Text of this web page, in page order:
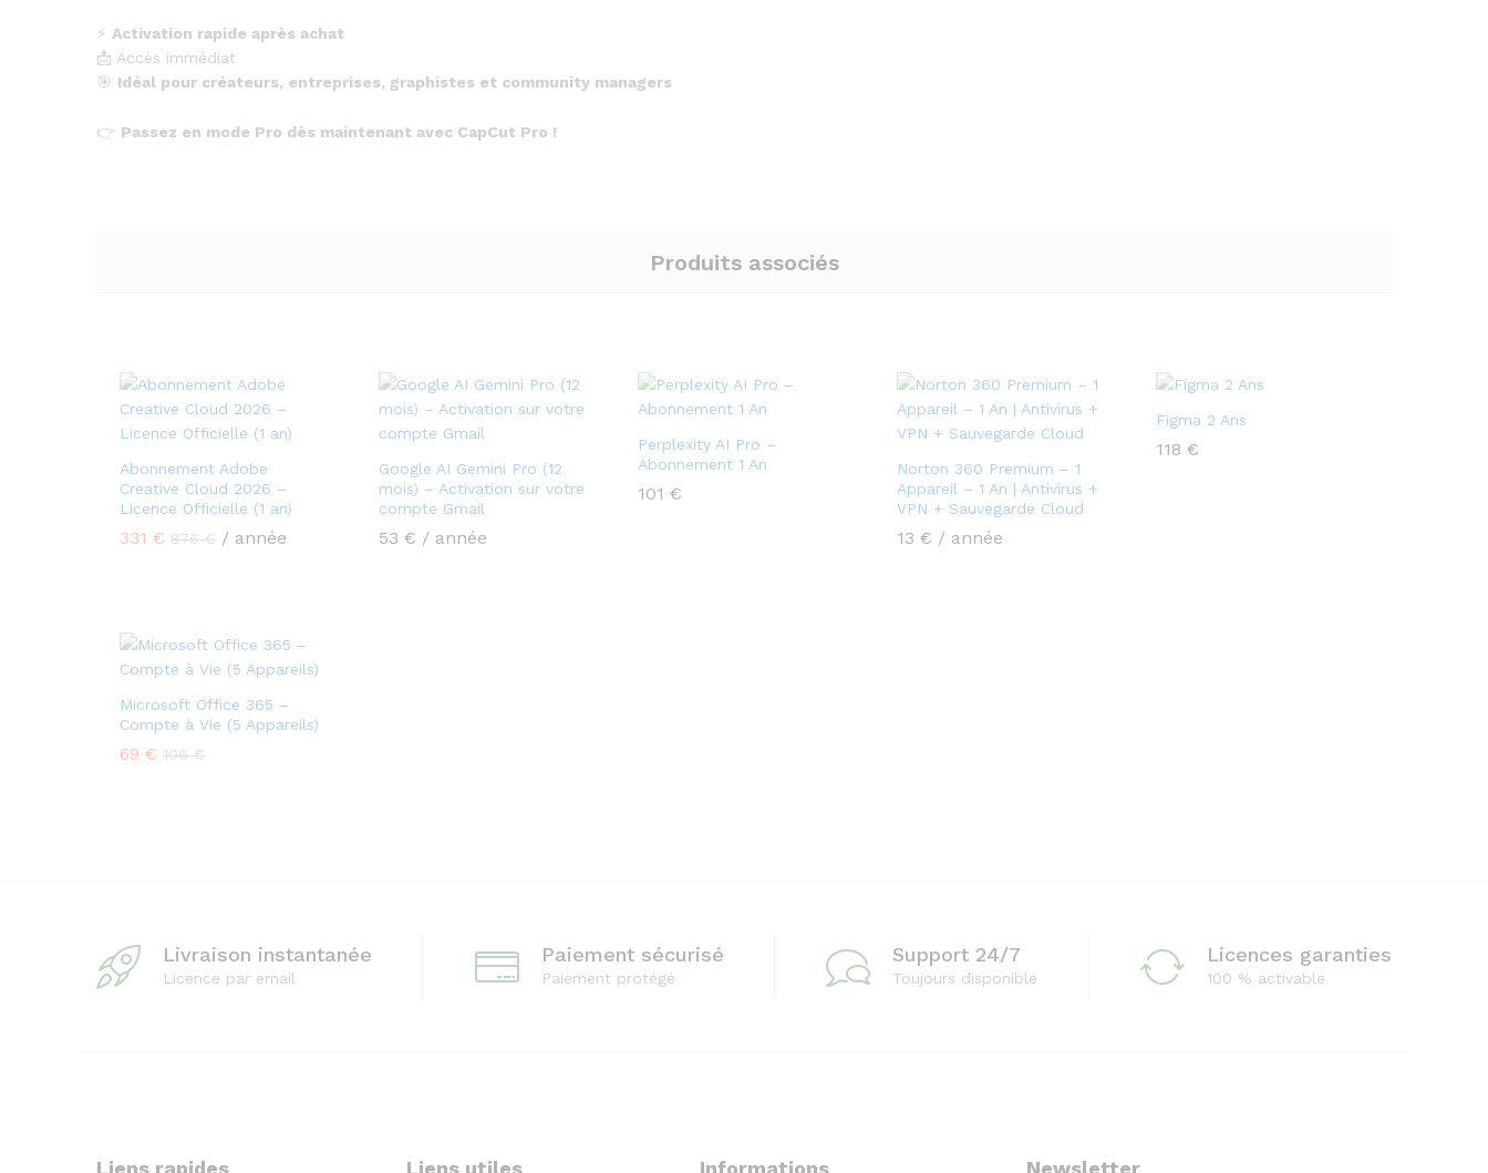
⚡ Activation rapide après achat
📩 Accès immédiat
🎯 Idéal pour créateurs, entreprises, graphistes et community managers
👉 Passez en mode Pro dès maintenant avec CapCut Pro !
Produits associés
Abonnement Adobe
Creative Cloud 2026 –
Licence Officielle (1 an)
331 € 876€ / année
Google AI Gemini Pro (12
mois) – Activation sur votre
compte Gmail
53 € / année
Perplexity AI Pro –
Abonnement 1 An
101 €
Norton 360 Premium – 1
Appareil – 1 An | Antivirus +
VPN + Sauvegarde Cloud
13 € / année
Figma 2 Ans
118 €
Microsoft Office 365 –
Compte à Vie (5 Appareils)
69 € 106€
Livraison instantanée
Licence par email
Paiement sécurisé
Paiement protégé
Support 24/7
Toujours disponible
Licences garanties
100 % activable